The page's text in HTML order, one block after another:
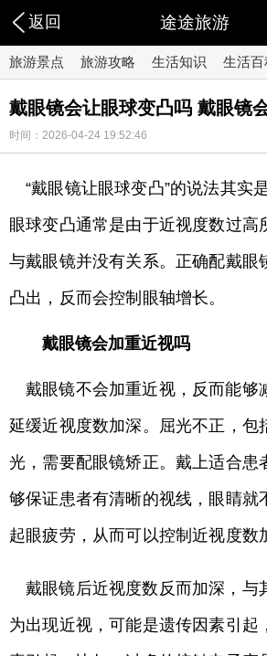
返回 途途旅游
旅游景点 旅游攻略 生活知识 生活百
戴眼镜会让眼球变凸吗 戴眼镜
时间：2026-04-24 19:52:46
“戴眼镜让眼球变凸”的说法其实
眼球变凸通常是由于近视度数过高
与戴眼镜并没有关系。正确配戴眼
凸出，反而会控制眼轴增长。
戴眼镜会加重近视吗
戴眼镜不会加重近视，反而能够
延缓近视度数加深。屈光不正，包
光，需要配眼镜矫正。戴上适合患
够保证患者有清晰的视线，眼睛就
起眼疲劳，从而可以控制近视度数
戴眼镜后近视度数反而加深，与
为出现近视，可能是遗传因素引起